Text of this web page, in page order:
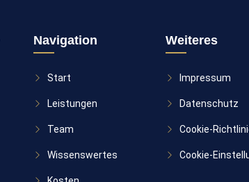
Navigation
Start
Leistungen
Team
Wissenswertes
Weiteres
Impressum
Datenschutz
Cookie-
Cookie-